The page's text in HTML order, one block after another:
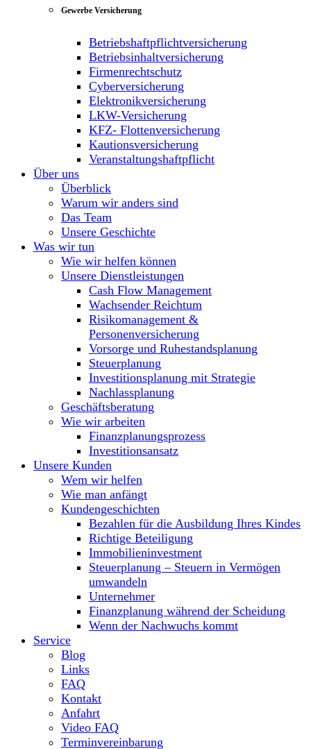
Gewerbe Versicherung
Betriebshaftpflichtversicherung
Betriebsinhaltversicherung
Firmenrechtschutz
Cyberversicherung
Elektronikversicherung
LKW-Versicherung
KFZ- Flottenversicherung
Kautionsversicherung
Veranstaltungshaftpflicht
Über uns
Überblick
Warum wir anders sind
Das Team
Unsere Geschichte
Was wir tun
Wie wir helfen können
Unsere Dienstleistungen
Cash Flow Management
Wachsender Reichtum
Risikomanagement &
Personenversicherung
Vorsorge und Ruhestandsplanung
Steuerplanung
Investitionsplanung mit Strategie
Nachlassplanung
Geschäftsberatung
Wie wir arbeiten
Finanzplanungsprozess
Investitionsansatz
Unsere Kunden
Wem wir helfen
Wie man anfängt
Kundengeschichten
Bezahlen für die Ausbildung Ihres Kindes
Richtige Beteiligung
Immobilieninvestment
Steuerplanung – Steuern in Vermögen
umwandeln
Unternehmer
Finanzplanung während der Scheidung
Wenn der Nachwuchs kommt
Service
Blog
Links
FAQ
Kontakt
Anfahrt
Video FAQ
Terminvereinbarung